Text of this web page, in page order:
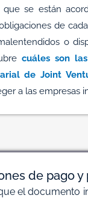
que se están
de
o
cuáles son
de Joint
a las empresas
de pago y
el documento